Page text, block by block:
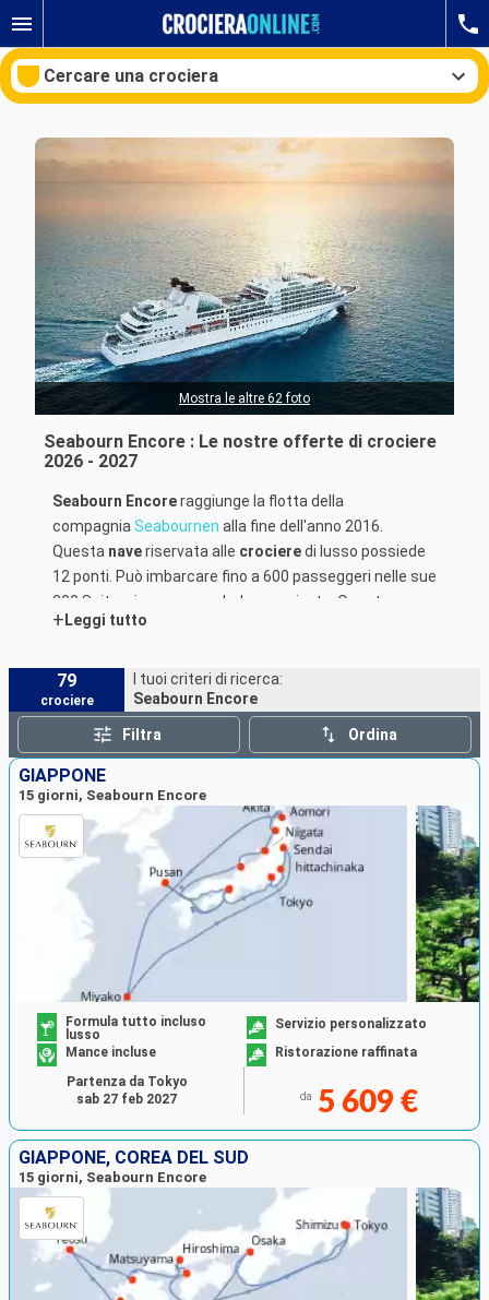
Cercare una crociera
Mesi di partenza
Porti Compagnie
Ricerca
Seabourn Encore : Le nostre offerte di crociere
2026 - 2027
Seabourn Encoreraggiunge la flotta della
compagniaSeabournen alla fine dell'anno 2016.
Questa naveriservata alle crocieredi lusso possiede
12 ponti. Può imbarcare fino a 600 passeggeri nelle sue
300 Suite, ciascuna con balcone privato. Questa
elegantenave
+ Leggi tutto
Mostra le altre 62 foto
79
crociere
I tuoi criteri di ricerca:
Seabourn Encore
Filtra Ordina
GIAPPONE
15 giorni, Seabourn Encore
Formula tutto incluso
lusso
Servizio personalizzato
Mance incluse
Ristorazione raffinata
da 5 609 €
Partenza da Tokyo
sab 27 feb 2027
GIAPPONE, COREA DEL SUD
15 giorni, Seabourn Encore